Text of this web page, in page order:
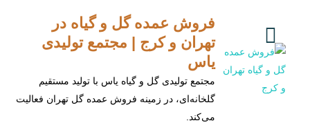
content
فروش عمده گل و گیاه در
تهران و کرج | مجتمع تولیدی
یاس
مجتمع تولیدی گل و گیاه یاس با تولید مستقیم
گلخانه‌ای، در زمینه فروش عمده گل تهران فعالیت
می‌کند.